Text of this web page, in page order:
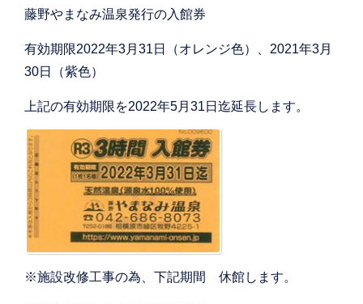
藤野やまなみ温泉発行の入館券
有効期限2022年3月31日（オレンジ色）、2021年3月
30日（紫色）
上記の有効期限を2022年5月31日迄延長します。
※施設改修工事の為、下記期間 休館します。